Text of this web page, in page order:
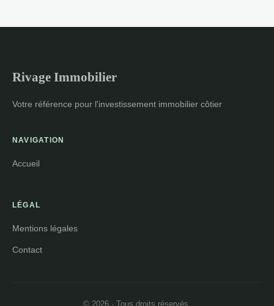
Rivage Immobilier
Votre référence pour l'investissement immobilier côtier
NAVIGATION
Accueil
LÉGAL
Mentions légales
Contact
© 2026 · Tous droits réservés.